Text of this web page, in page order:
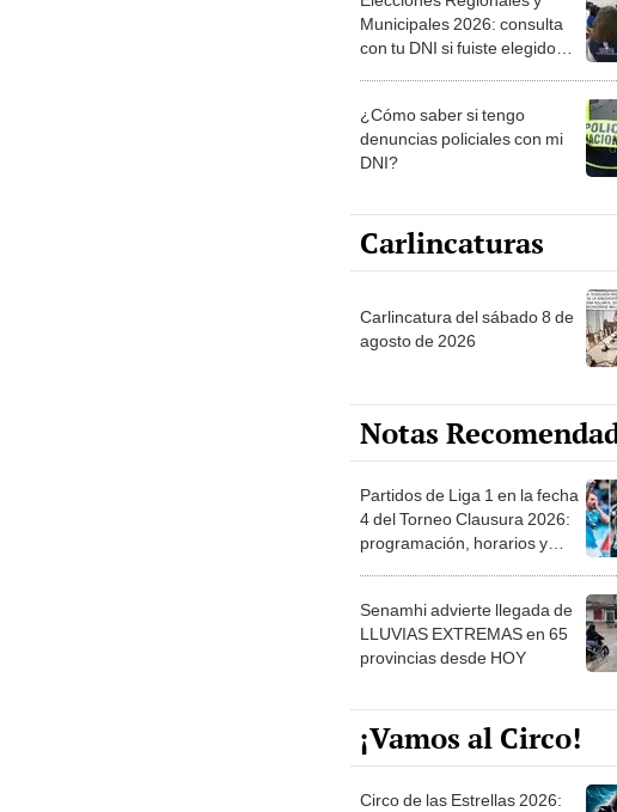
Municipales 2026: consulta
con tu DNI si fuiste elegido
la ONPE
¿Cómo saber si tengo
denuncias policiales con mi
DNI?
Carlincaturas
Carlincatura del sábado 8 de
agosto de 2026
Notas
Partidos de Liga 1 en la fecha
4 del Torneo Clausura 2026:
programación, horarios y
Senamhi advierte llegada de
LLUVIAS EXTREMAS en 65
provincias desde HOY
¡Vamos al Circo!
Circo de las Estrellas 2026: